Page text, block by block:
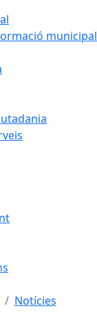
municipal
Notícies